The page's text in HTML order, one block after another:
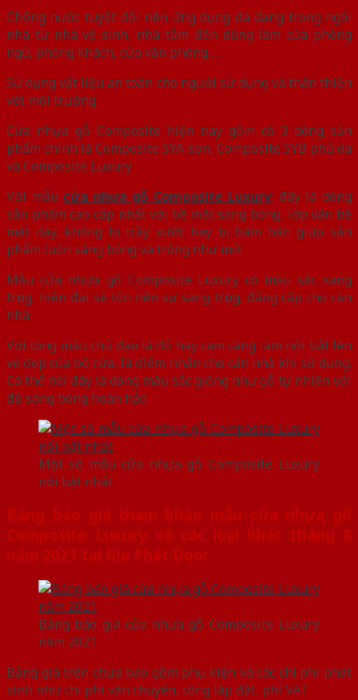
Chống nước tuyệt đối nên ứng dụng đa dạng trong ngôi
nhà từ nhà vệ sinh, nhà tắm đến dùng làm cửa phòng
ngủ, phòng khách, cửa văn phòng,…
Sử dụng vật liệu an toàn cho người sử dụng và thân thiện
với môi trường
Cửa nhựa gỗ Composite hiện nay gồm có 3 dòng sản
phẩm chính là Composite SYA sơn, Composite SYB phủ da
và Composite Luxury
Với mẫu cửa nhựa gỗ Composite Luxury: đây là dòng
sản phẩm cao cấp nhất với bề mặt sáng bóng, lớp vân bề
mặt dày, không bị trầy xước hay bị bám bẩn giúp sản
phẩm luôn sáng bóng và trông như mới
Mẫu cửa nhựa gỗ Composite Luxury có màu sắc sang
trọng, hiện đại sẽ tôn nên sự sang trọng, đẳng cấp cho căn
nhà
Với tông màu chủ đạo là đỏ hay cam càng làm nổi bật lên
vẻ đẹp của bộ cửa, là điểm nhấn cho căn nhà khi sử dụng.
Có thể nói đây là dòng màu sắc giống như gỗ tự nhiên với
độ sáng bóng hoàn hảo
Một số mẫu cửa nhựa gỗ Composite Luxury
nổi bật nhất
Bảng báo giá tham khảo mẫu cửa nhựa gỗ
Composite Luxury và các loại khác tháng 8
năm 2021 tại Gia Phát Door
Bảng báo giá cửa nhựa gỗ Composite Luxury
năm 2021
Bảng giá trên chưa bao gồm phụ kiện và các chi phí phát
sinh như chi phí vận chuyển, công lắp đặt, phí VAT